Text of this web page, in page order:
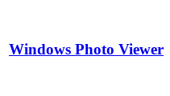
Windows Photo Viewer